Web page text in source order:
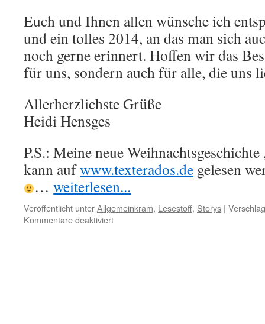
Euch und Ihnen allen wünsche ich
und ein tolles 2014, an das man sich
noch gerne erinnert. Hoffen wir das
für uns, sondern auch für alle, die uns
Allerherzlichste Grüße
Heidi Hensges
P.S.: Meine neue Weihnachtsgeschichte
kann aufwww.texterados.de gelesen
…weiterlesen...
Veröffentlicht unterAllgemeinkram, Lesestoff, Storys |
Kommentare deaktiviertfür